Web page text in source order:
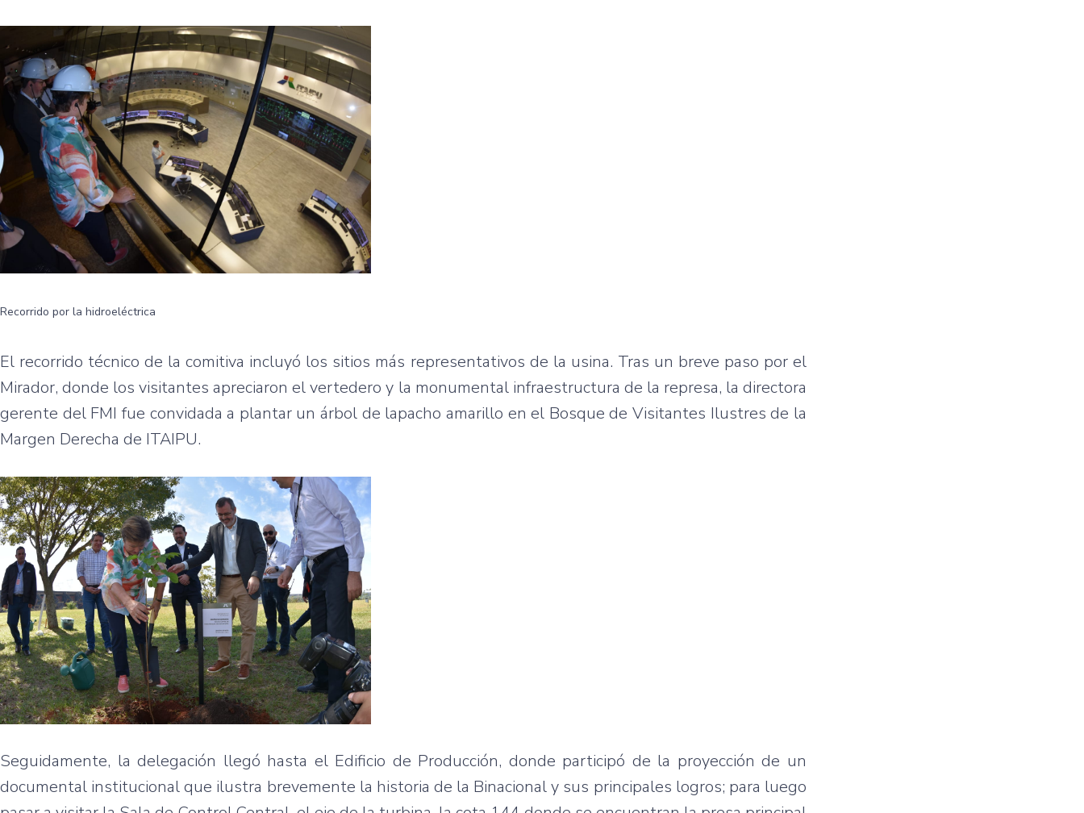
Recorrido por la hidroeléctrica
El recorrido técnico de la comitiva incluyó los sitios más representativos de la usina. Tras un breve paso por el
Mirador, donde los visitantes apreciaron el vertedero y la monumental infraestructura de la represa, la directora
gerente del FMI fue convidada a plantar un árbol de lapacho amarillo en el Bosque de Visitantes Ilustres de la
Margen Derecha de ITAIPU.
Seguidamente, la delegación llegó hasta el Edificio de Producción, donde participó de la proyección de un
documental institucional que ilustra brevemente la historia de la Binacional y sus principales logros; para luego